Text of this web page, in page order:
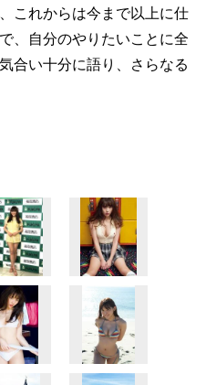
これからは今まで以上に仕
、自分のやりたいことに全
合い十分に語り、さらなる